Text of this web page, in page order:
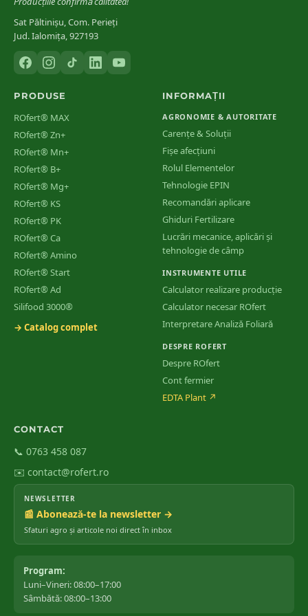
Sat Păltinișu, Com. Perieți
Jud. Ialomița, 927193
PRODUSE
ROfert® MAX
ROfert® Zn+
ROfert® Mn+
ROfert® B+
ROfert® Mg+
ROfert® KS
ROfert® PK
ROfert® Ca
ROfert® Amino
ROfert® Start
ROfert® Ad
Silifood 3000®
→ Catalog complet
INFORMAȚII
AGRONOMIE & AUTORITATE
Carențe & Soluții
Fișe afecțiuni
Rolul Elementelor
Tehnologie EPIN
Recomandări aplicare
Ghiduri Fertilizare
Lucrări mecanice, aplicări și
tehnologie de câmp
INSTRUMENTE UTILE
Calculator realizare producție
Calculator necesar ROfert
Interpretare Analiză Foliară
DESPRE ROFERT
Despre ROfert
Cont fermier
EDTA Plant ↗
CONTACT
📞 0763 458 087
✉️ contact@rofert.ro
NEWSLETTER
📰 Abonează-te la newsletter →
Sfaturi agro și articole noi direct în inbox
Program:
Luni–Vineri: 08:00–17:00
Sâmbătă: 08:00–13:00